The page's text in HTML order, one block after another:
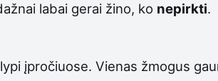
labai gerai žino, ko nepirkti.
įpročiuose. Vienas žmogus